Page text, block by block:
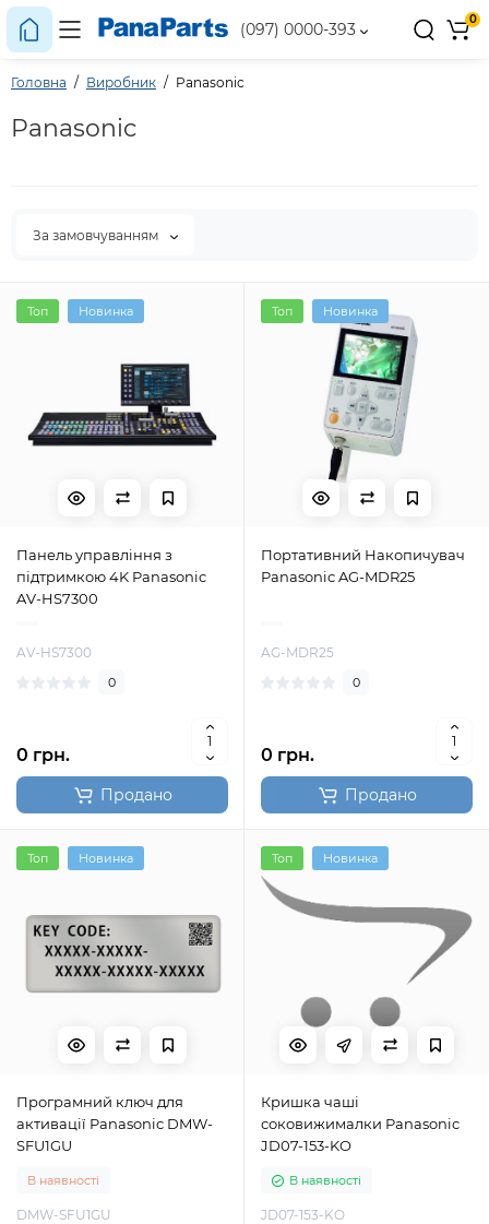
(097) 0000-393
0
Головна Виробник Panasonic
Panasonic
За замовчуванням
Топ Новинка
Панель управління з
підтримкою 4K Panasonic
AV-HS7300
AV-HS7300
0
0 грн.
Продано
Топ Новинка
Портативний Накопичувач
Panasonic AG-MDR25
AG-MDR25
0
0 грн.
Продано
Топ Новинка
Програмний ключ для
активації Panasonic DMW-
SFU1GU
В наявності
DMW-SFU1GU
Топ Новинка
Кришка чаші
соковижималки Panasonic
JD07-153-KO
В наявності
JD07-153-KO